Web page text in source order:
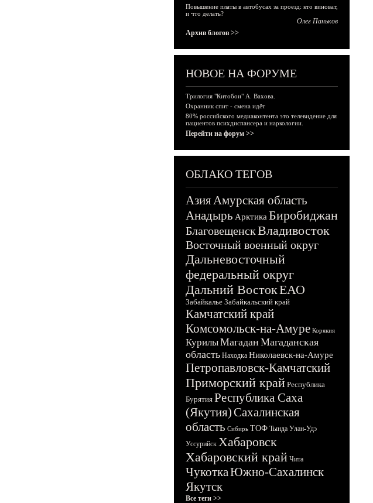
Повышение платы в автобусах за проезд: кто виноват,
и что делать?
Олег Паньков
Архив блогов >>
НОВОЕ НА ФОРУМЕ
Трилогия "Китобои" А. Вахова.
Охранник спит - смена идёт
80% российского медиаконтента это телевидение для
пациентов психдиспансера и наркологии.
Перейти на форум >>
ОБЛАКО ТЕГОВ
АзияАмурская область
Анадырь Арктика Биробиджан
БлаговещенскВладивосток
Восточный военный округ
Дальневосточный
федеральный округ
Дальний ВостокЕАО
Забайкалье Забайкальский край
Камчатский край
Комсомольск-на-Амуре Корякия
КурилыМагадан Магаданская
область Находка Николаевск-на-Амуре
Петропавловск-Камчатский
Приморский край Республика
Бурятия Республика Саха
(Якутия)Сахалинская
область Сибирь ТОФ Тында Улан-Удэ
Уссурийск Хабаровск
Хабаровский край Чита
ЧукоткаЮжно-Сахалинск
Якутск
Все теги >>